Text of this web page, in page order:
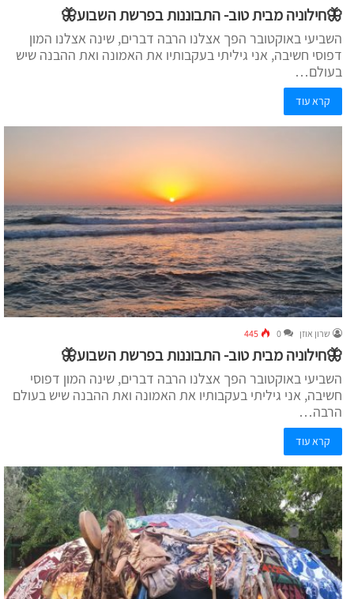
🦋חילוניה מבית טוב- התבוננות בפרשת השבוע🦋
השביעי באוקטובר הפך אצלנו הרבה דברים, שינה אצלנו המון
דפוסי חשיבה, אני גיליתי בעקבותיו את האמונה ואת ההבנה שיש
בעולם…
קרא עוד
שרון אוזן 0
445
🦋חילוניה מבית טוב- התבוננות בפרשת השבוע🦋
השביעי באוקטובר הפך אצלנו הרבה דברים, שינה המון דפוסי
חשיבה, אני גיליתי בעקבותיו את האמונה ואת ההבנה שיש בעולם
הרבה…
קרא עוד